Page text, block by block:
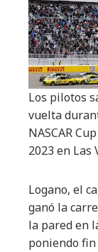
Los pilotos
vuelta
NASCAR
2023 en Las
Logano, el
ganó la
la pared en
poniendo fin